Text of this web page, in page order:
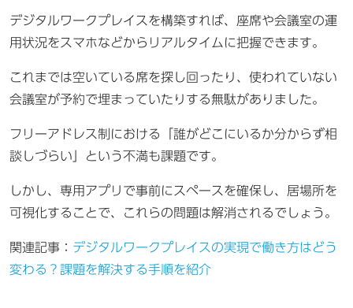
デジタルワークプレイスを構築すれば、座席や会議室の運
用状況をスマホなどからリアルタイムに把握できます。
これまでは空いている席を探し回ったり、使われていない
会議室が予約で埋まっていたりする無駄がありました。
フリーアドレス制における「誰がどこにいるか分からず相
談しづらい」という不満も課題です。
しかし、専用アプリで事前にスペースを確保し、居場所を
可視化することで、これらの問題は解消されるでしょう。
関連記事： デジタルワークプレイスの実現で働き方はどう
変わる？課題を解決する手順を紹介